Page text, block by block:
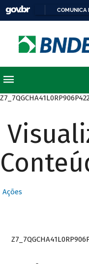
COMUNICA
Ações